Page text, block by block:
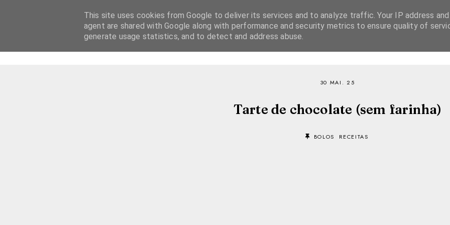
SOBRE RECEITAS
30 MAI. 25
Tarte de chocolate (sem farinha)
BOLOS RECEITAS
This site uses cookies from Google to deliver its services and to analyze traffic. Your IP address
agent are shared with Google along with performance and security metrics to ensure quality of
generate usage statistics, and to detect and address abuse.